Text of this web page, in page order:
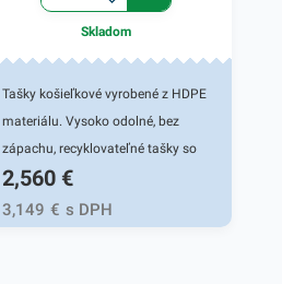
Skladom
Tašky košieľkové vyrobené z HDPE
materiálu. Vysoko odolné, bez
zápachu, recyklovateľné tašky so
širokým využitím. Nakoľko nie sú
toxické, sú výborne využiteľné na
prenos bežných potravín, mäsa,
2,560 €
3,149 € s DPH